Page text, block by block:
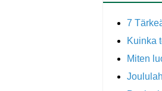
7
Kuinka
Miten